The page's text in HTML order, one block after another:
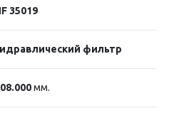
35019
фильтр
мм.